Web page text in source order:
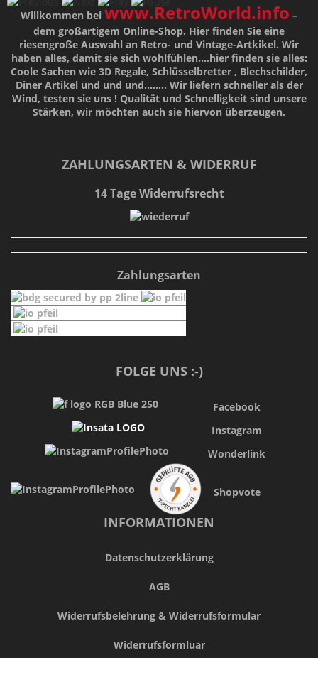
Willkommen bei www.RetroWorld.info –
dem großartigem Online-Shop. Hier finden Sie eine
riesengroße Auswahl an Retro- und Vintage-Artkikel. Wir
haben alles, damit sie sich wohlfühlen....hier finden sie alles:
Coole Sachen wie 3D Regale, Schlüsselbretter , Blechschilder,
Diner Artikel und und und........ Wir liefern schneller als der
Wind, testen sie uns ! Qualitätund Schnelligkeitsind unsere
Stärken, wir möchten auch sie hiervon überzeugen.
ZAHLUNGSARTEN & WIDERRUF
14 Tage Widerrufsrecht
Zahlungsarten
FOLGE UNS :-)
Facebook
Instagram
Wonderlink
Shopvote
INFORMATIONEN
Datenschutzerklärung
AGB
Widerrufsbelehrung & Widerrufsformular
Widerrufsformluar